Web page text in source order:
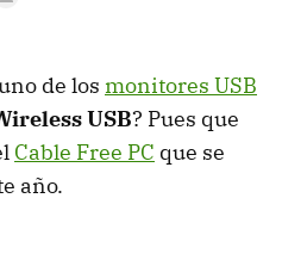
de los monitores USB
USB? Pues que
Cable Free PC que se
año.